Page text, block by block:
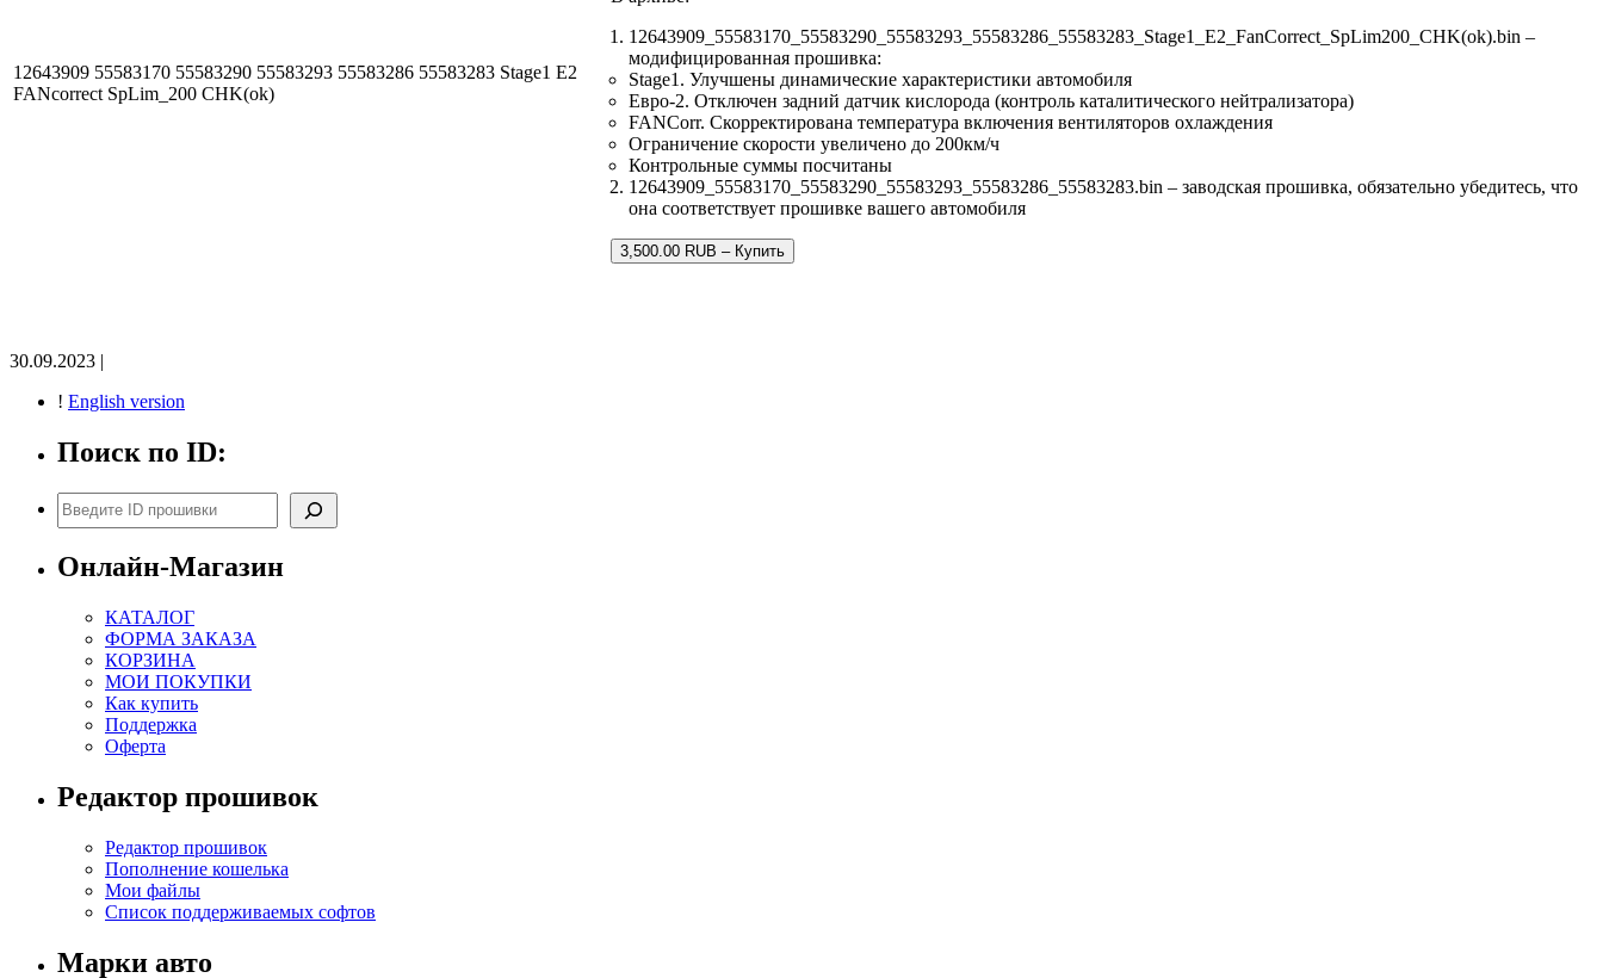
12643909 55583170 55583290 55583293 55583286 55583283 Stage1 E2
FANcorrect SpLim_200 CHK(ok)
12643909_55583170_55583290_55583293_55583286_55583283_Stage1_E2_FanCorrect_SpLim200_CHK(ok).bin –
модифицированная прошивка:
Stage1. Улучшены динамические характеристики автомобиля
Евро-2. Отключен задний датчик кислорода (контроль каталитического нейтрализатора)
FANCorr. Скорректирована температура включения вентиляторов охлаждения
Ограничение скорости увеличено до 200км/ч
Контрольные суммы посчитаны
12643909_55583170_55583290_55583293_55583286_55583283.bin – заводская прошивка, обязательно убедитесь, что
она соответствует прошивке вашего автомобиля
3,500.00 RUB – Купить
30.09.2023 |
! English version
Поиск по ID:
Поиск
Онлайн-Магазин
КАТАЛОГ
ФОРМА ЗАКАЗА
КОРЗИНА
МОИ ПОКУПКИ
Как купить
Поддержка
Оферта
Редактор прошивок
Редактор прошивок
Пополнение кошелька
Мои файлы
Список поддерживаемых софтов
Марки авто